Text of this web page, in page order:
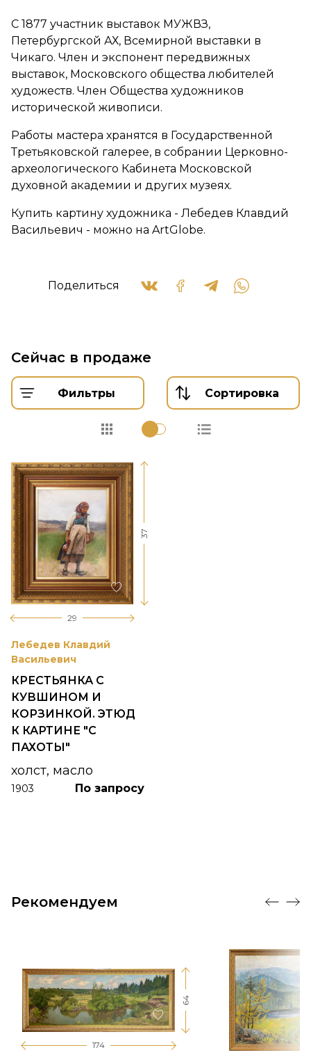
С 1877 участник выставок МУЖВЗ,
Петербургской АХ, Всемирной выставки в
Чикаго. Член и экспонент передвижных
выставок, Московского общества любителей
художеств. Член Общества художников
исторической живописи.
Работы мастера хранятся в Государственной
Третьяковской галерее, в собрании Церковно-
археологического Кабинета Московской
духовной академии и других музеях.
Купить картину художника - Лебедев Клавдий
Васильевич - можно на ArtGlobe.
Поделиться
Сейчас в продаже
Фильтры Сортировка
29
37
Лебедев Клавдий
Васильевич
КРЕСТЬЯНКА С
КУВШИНОМ И
КОРЗИНКОЙ. ЭТЮД
К КАРТИНЕ "С
ПАХОТЫ"
холст, масло
1903 По запросу
Рекомендуем
174
64